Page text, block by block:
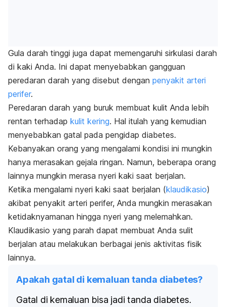
Gula darah tinggi juga dapat memengaruhi sirkulasi darah
di kaki Anda. Ini dapat menyebabkan gangguan
peredaran darah yang disebut dengan penyakit arteri
perifer.
Peredaran darah yang buruk membuat kulit Anda lebih
rentan terhadap kulit kering. Hal itulah yang kemudian
menyebabkan gatal pada pengidap diabetes.
Kebanyakan orang yang mengalami kondisi ini mungkin
hanya merasakan gejala ringan. Namun, beberapa orang
lainnya mungkin merasa nyeri kaki saat berjalan.
Ketika mengalami nyeri kaki saat berjalan (klaudikasio)
akibat penyakit arteri perifer, Anda mungkin merasakan
ketidaknyamanan hingga nyeri yang melemahkan.
Klaudikasio yang parah dapat membuat Anda sulit
berjalan atau melakukan berbagai jenis aktivitas fisik
lainnya.
Apakah gatal di kemaluan tanda diabetes?
Gatal di kemaluan bisa jadi tanda diabetes.